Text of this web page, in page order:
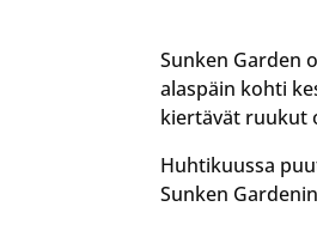
Sunken Garden
alaspäin kohti
kiertävät ruukut
Huhtikuussa
Sunken